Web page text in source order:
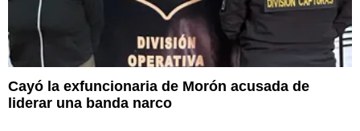
Cayó la exfuncionaria de Morón acusada de
liderar una banda narco